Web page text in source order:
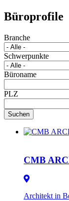
Büroprofile
Branche
Schwerpunkte
Büroname
PLZ
Suchen
CMB
Architekt in